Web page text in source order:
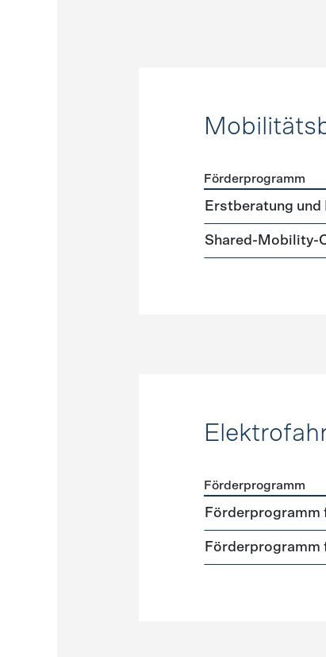
Förderprogramme
Förderprogramm
Erstberatung
Shared-Mobility-
Förderprogramme
Förderprogramm
Förderprogramm